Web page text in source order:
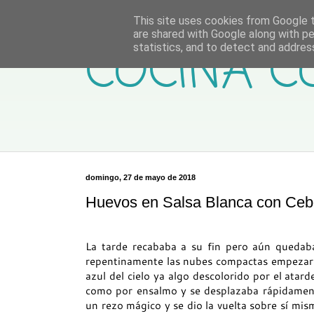
COCINA
domingo, 27 de mayo de 2018
Huevos en Salsa Blanca con
La tarde recababa a su fin pero aún
repentinamente las nubes compactas
azul del cielo ya algo descolorido por el
como por ensalmo y se desplazaba
un rezo mágico y se dio la vuelta sobre sí
This site uses cookies from Google
are shared with Google along with
statistics, and to detect and